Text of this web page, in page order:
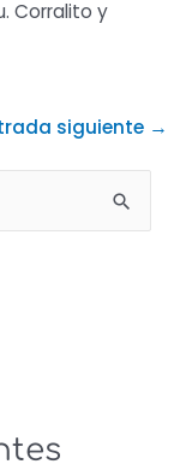
Corralito y
siguiente →